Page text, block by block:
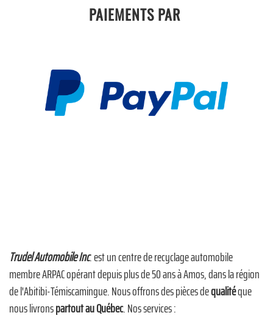
PAIEMENTS PAR
Trudel Automobile Inc. est un centre de recyclage automobile
membre ARPAC opérant depuis plus de 50 ans à Amos, dans la région
de l'Abitibi-Témiscamingue. Nous offrons des pièces dequalitéque
nous livronspartout au Québec. Nos services :